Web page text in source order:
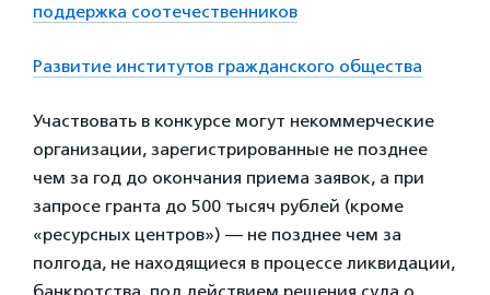
поддержка соотечественников
Развитие институтов гражданского общества
Участвовать в конкурсе могут некоммерческие
организации, зарегистрированные не позднее
чем за год до окончания приема заявок, а при
запросе гранта до 500 тысяч рублей (кроме
«ресурсных центров») — не позднее чем за
полгода, не находящиеся в процессе ликвидации,